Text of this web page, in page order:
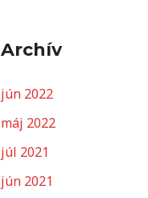
Archív
jún 2022
máj 2022
júl 2021
jún 2021